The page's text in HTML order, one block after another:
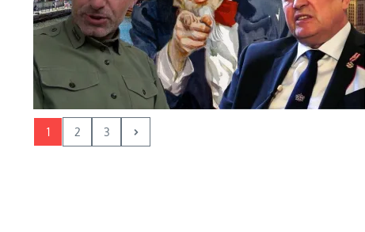
1 2 3